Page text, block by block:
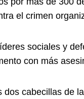
el crimen
sociales y
con más
cabecillas de